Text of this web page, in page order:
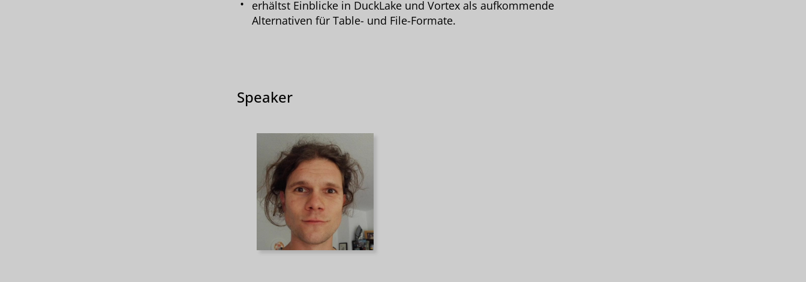
erhältst Einblicke in DuckLake und Vortex als aufkommende
Alternativen für Table- und File-Formate.
Speaker